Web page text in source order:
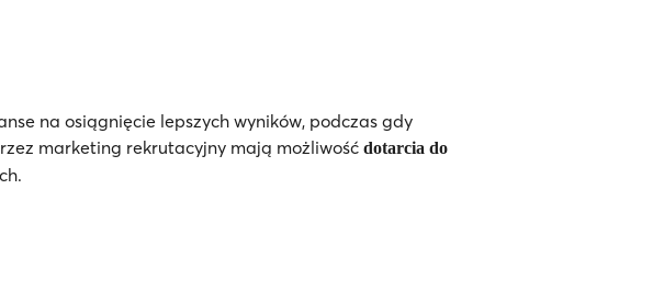
na osiągnięcie lepszych wyników, podczas gdy
marketing rekrutacyjny mają możliwość dotarcia do